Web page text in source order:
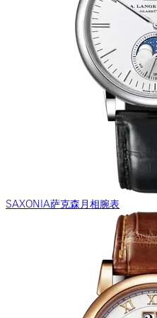
SAXONIA萨克森月相腕表